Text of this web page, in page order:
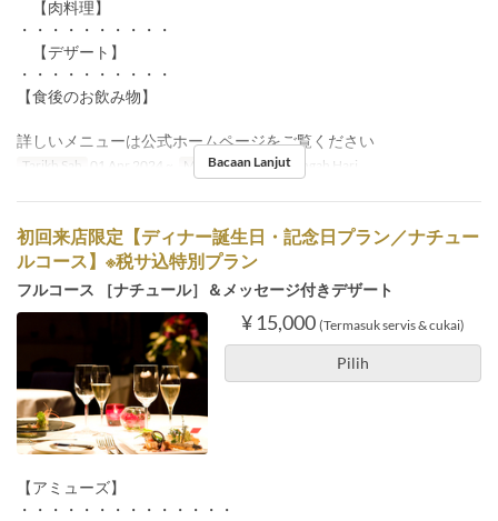
【肉料理】
・・・・・・・・・・
【デザート】
・・・・・・・・・・
【食後のお飲み物】
詳しいメニューは公式ホームページをご覧ください
Tarikh Sah 01 Apr 2024 ~ Makanan Makan Tengah Hari
Bacaan Lanjut
初回来店限定【ディナー誕生日・記念日プラン／ナチュー
ルコース】※税サ込特別プラン
フルコース ［ナチュール］＆メッセージ付きデザート
¥ 15,000 (Termasuk servis & cukai)
Pilih
【アミューズ】
・・・・・・・・・・・・・・